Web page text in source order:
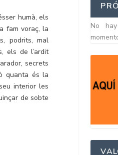
humà, els
fam voraç, la
podrits, mal
els de l’ardit
secrets
quanta és la
interior les
de sobte
No